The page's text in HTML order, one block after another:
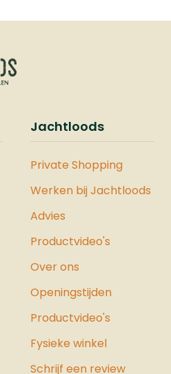
Jachtloods
Private Shopping
Werken bij Jachtloods
Advies
Productvideo's
Over ons
Openingstijden
Productvideo's
Fysieke winkel
Schrijf een review